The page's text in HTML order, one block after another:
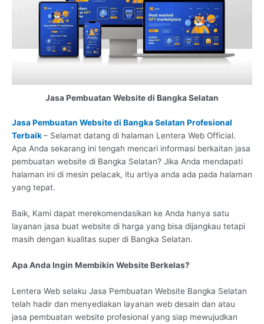
Jasa Pembuatan Website di Bangka Selatan
Jasa Pembuatan Website di Bangka Selatan Profesional
Terbaik– Selamat datang di halaman Lentera Web Official.
Apa Anda sekarang ini tengah mencari informasi berkaitan jasa
pembuatan website di Bangka Selatan? Jika Anda mendapati
halaman ini di mesin pelacak, itu artiya anda ada pada halaman
yang tepat.
Baik, Kami dapat merekomendasikan ke Anda hanya satu
layanan jasa buat website di harga yang bisa dijangkau tetapi
masih dengan kualitas super di Bangka Selatan.
Apa Anda Ingin Membikin Website Berkelas?
Lentera Web selaku Jasa Pembuatan Website Bangka Selatan
telah hadir dan menyediakan layanan web desain dan atau
jasa pembuatan website profesional yang siap mewujudkan